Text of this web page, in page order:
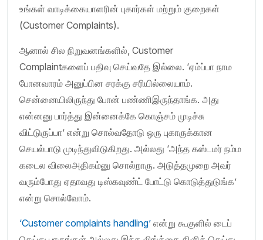
உங்கள் வாடிக்கையாளரின் புகார்கள் மற்றும் குறைகள்
(Customer Complaints).
ஆனால் சில நிறுவனங்களில், Customer
Complaintகளைப் பதிவு செய்வதே இல்லை. ‘ஏம்ப்பா நாம
போனவாரம் அனுப்பின சரக்கு சரியில்லையாம்.
சென்னையிலிருந்து போன் பண்ணிஇருந்தாங்க. அது
என்னனு பார்த்து இன்னைக்கே கொஞ்சம் முடிச்சு
விட்டுருப்பா’ என்று சொல்வதோடு ஒரு புகாருக்கான
செயல்பாடு முடிந்துவிடுகிறது. அல்லது ‘அந்த கஸ்டமர் நம்ம
கடைல விலைஅதிகம்னு சொல்றாரு. அடுத்தமுறை அவர்
வரும்போது ஏதாவது டிஸ்கவுண்ட் போட்டு கொடுத்துடுங்க’
என்று சொல்வோம்.
‘Customer complaints handling’ என்று கூகுளில் டைப்